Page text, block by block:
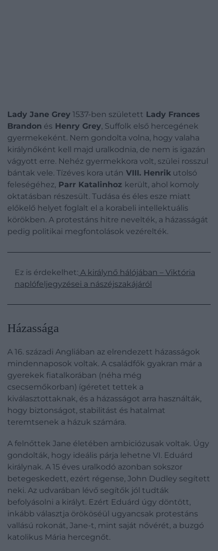
Lady Jane Grey 1537-ben született Lady Frances
Brandon és Henry Grey, Suffolk első hercegének
gyermekeként. Nem gondolta volna, hogy valaha
királynőként kell majd uralkodnia, de nem is igazán
vágyott erre. Nehéz gyermekkora volt, szülei rosszul
bántak vele. Tízéves kora után VIII. Henrik utolsó
feleségéhez, Parr Katalinhoz került, ahol komoly
oktatásban részesült. Tudása és éles esze miatt
előkelő helyet foglalt el a korabeli intellektuális
körökben. A protestáns hitre nevelték, a házasságát
pedig politikai megfontolások vezérelték.
Ez is érdekelhet: A királynő hálójában – Viktória
naplófeljegyzései a nászéjszakájáról
Házassága
A 16. századi Angliában az elrendezett házasságok
mindennaposok voltak. A családfők gyakran már a
gyerekek fiatalkorában (néha még
csecsemőkorban) ígéretet tettek a
kiválasztottaknak, és a házasságot arra használták,
hogy biztonságot, stabilitást és hatalmat
teremtsenek a házuk számára.
A felnőttek Jane életében ambiciózusak voltak. Úgy
gondolták, hogy ideális párja lehetne VI. Eduárd
királynak. A 15 éves uralkodó azonban sokszor
betegeskedett, ezért régense, John Dudley segített
neki. Az udvarában lévő segítők jól tudták
befolyásolni a királyt. Ezért Eduárd úgy döntött,
inkább választja örököséül ugyancsak protestáns
vallású rokonát, Jane-t, mint saját nővérét, a buzgó
katolikus Mária hercegnőt.